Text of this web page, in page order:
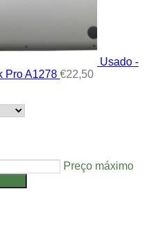
Usado -
Pro A1278 €22,50
Preço máximo